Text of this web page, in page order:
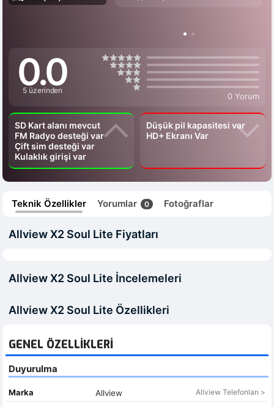
0.0
5 üzerinden
0 Yorum
SD Kart alanı mevcut
FM Radyo desteği var
Çift sim desteği var
Kulaklık girişi var
Düşük pil kapasitesi var
HD+ Ekranı Var
Teknik Özellikler Yorumlar 0 Fotoğraflar
Allview X2 Soul Lite Fiyatları
Allview X2 Soul Lite İncelemeleri
Allview X2 Soul Lite Özellikleri
GENEL ÖZELLIKLERI
Duyurulma
Marka Allview Allview Telefonları >